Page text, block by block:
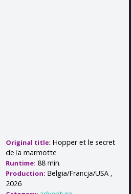
Original title: Hopper et le secret
de la marmotte
Runtime: 88 min.
Production: Belgia/Francja/USA ,
2026